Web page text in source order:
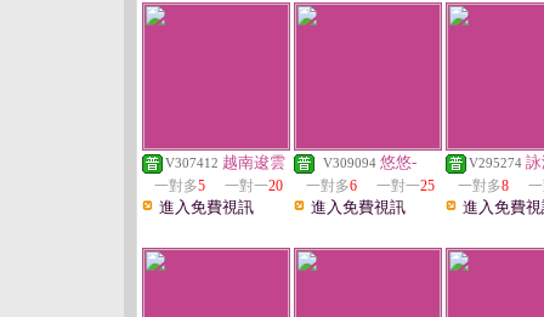
V307412 越南逡雲
一對多5 一對一20
進入免費視訊
V309094 悠悠-
一對多6 一對一25
進入免費視訊
V295274
一對多8
進入免費